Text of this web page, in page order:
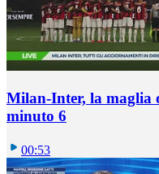
Milan-Inter, la maglia
minuto 6
00:53